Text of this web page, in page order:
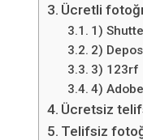
Ücretli
1)
2)
3) 123rf
4)
Ücretsiz
Telifsiz